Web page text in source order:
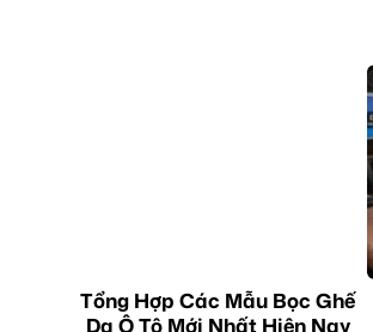
Tổng Hợp Các Mẫu Bọc Ghế
Da Ô Tô Mới Nhất Hiện Nay